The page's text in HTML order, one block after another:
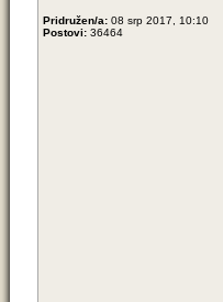
Pridružen/a: 08 srp 2017, 10:10
Postovi: 36464